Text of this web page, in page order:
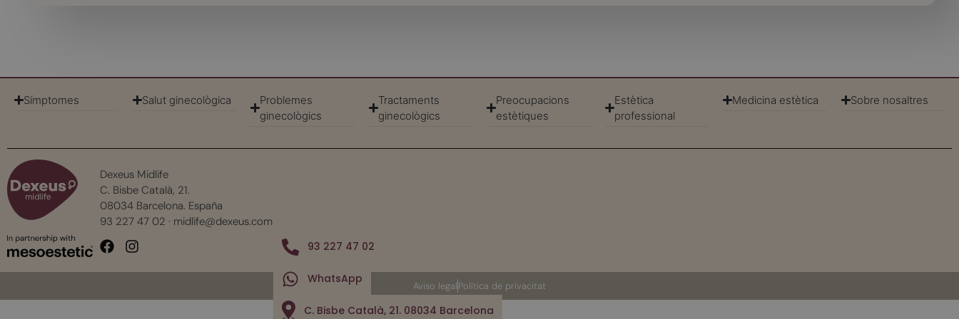
Símptomes Salut ginecològica
Problemes
ginecològics
Tractaments
ginecològics
Preocupacions
estètiques
Estètica
professional
Medicina estètica Sobre nosaltres
Dexeus Midlife
C. Bisbe Català, 21.
08034 Barcelona. España
93 227 47 02 · midlife@dexeus.com
Aviso legalPolítica de privacitat
93 227 47 02
WhatsApp
C. Bisbe Català, 21. 08034 Barcelona